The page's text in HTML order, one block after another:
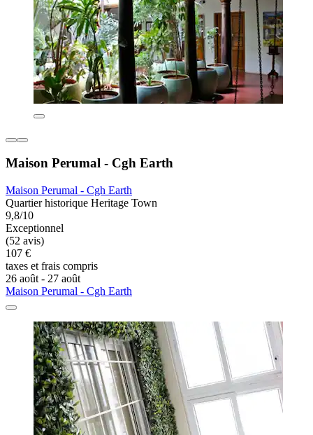
Maison Perumal - Cgh Earth
Maison Perumal - Cgh Earth
Quartier historique Heritage Town
9,8/10
Exceptionnel
(52 avis)
107 €
taxes et frais compris
26 août - 27 août
Maison Perumal - Cgh Earth